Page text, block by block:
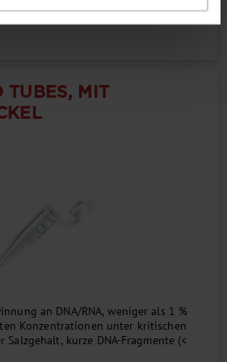
TUBES, MIT
an DNA/RNA, weniger als 1 %
Konzentrationen unter kritischen
Salzgehalt, kurze DNA-Fragmente (<